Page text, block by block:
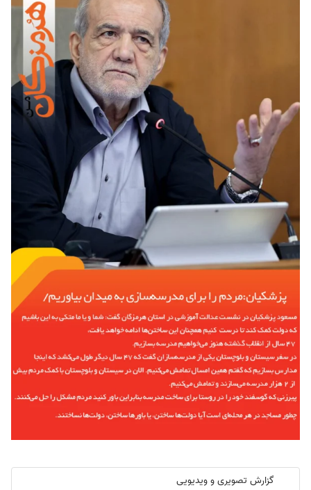
گزارش تصویری و ویدیویی